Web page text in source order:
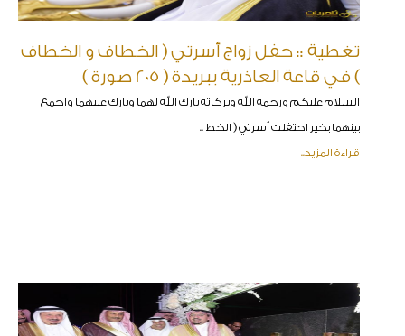
تغطية :: حفل زواج أسرتي ( الخطاف و الخطاف
) في قاعة العاذرية ببريدة ( 205 صورة )
السلام عليكم ورحمة الله وبركاته بارك الله لهما وبارك عليهما واجمع
بينهما بخير احتفلت أسرتي ( الخط ..
قراءة المزيد..